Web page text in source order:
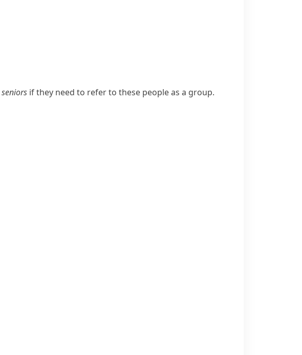
seniors if they need to refer to these people as a group.